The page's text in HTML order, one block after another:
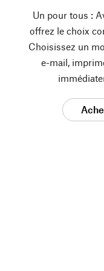
Un pour tous :
offrez le choix
Choisissez un
e-mail,